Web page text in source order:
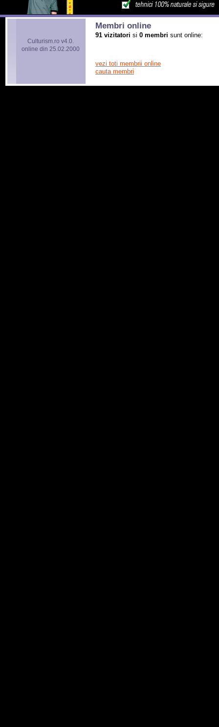
Culturism.ro v4.0.
online din 25.02.2000
Membri online
91 vizitatori si 0 membri sunt online:
vezi toti membrii online
cauta membri